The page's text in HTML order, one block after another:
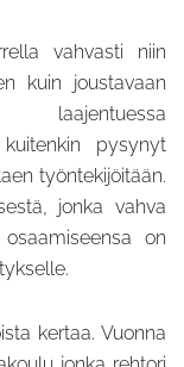
vahvasti niin
kuin joustavaan
laajentuessa
pysynyt
työntekijöitään.
jonka vahva
on
kertaa. Vuonna